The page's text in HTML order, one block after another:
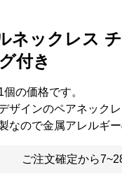
ネックレス
付き
の価格です。
ザインのペアネックレ
なので金属アレルギー
ご注文確定から